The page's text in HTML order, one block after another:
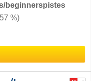
beginnerspistes
%)